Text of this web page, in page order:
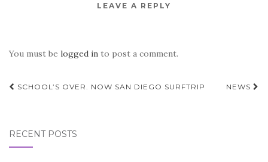
LEAVE A REPLY
You must be logged in to post a comment.
Post
SCHOOL’S OVER. NOW SAN DIEGO SURFTRIP NEWS
RECENT POSTS